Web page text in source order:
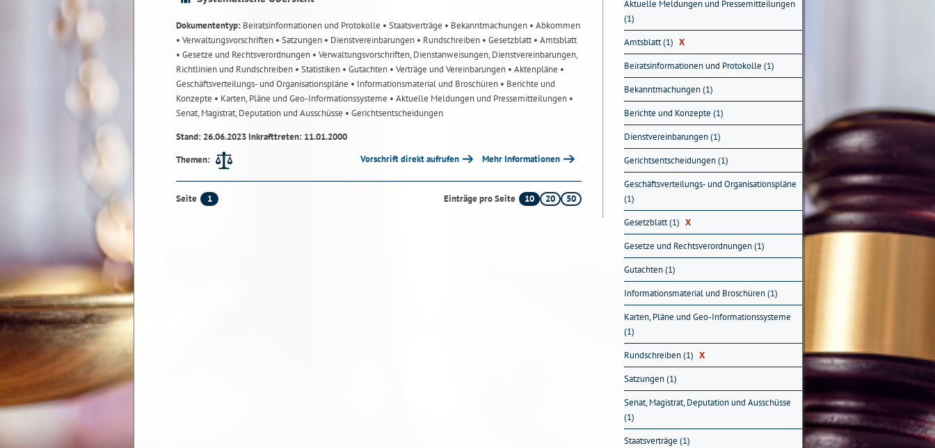
Dokumententyp: Beiratsinformationen und Protokolle • Staatsverträge • Bekanntmachungen • Abkommen
• Verwaltungsvorschriften • Satzungen • Dienstvereinbarungen • Rundschreiben • Gesetzblatt• Amtsblatt
• Gesetze und Rechtsverordnungen • Verwaltungsvorschriften, Dienstanweisungen, Dienstvereinbarungen,
Richtlinien und Rundschreiben • Statistiken • Gutachten • Verträge und Vereinbarungen • Aktenpläne •
Geschäftsverteilungs- und Organisationspläne • Informationsmaterial und Broschüren • Berichte und
Konzepte • Karten, Pläne und Geo-Informationssysteme • Aktuelle Meldungen und Pressemitteilungen •
Senat, Magistrat, Deputation und Ausschüsse • Gerichtsentscheidungen
Stand: 26.06.2023 Inkrafttreten: 11.01.2000
Themen:
Vorschrift direkt aufrufen Mehr Informationen
Seite 1 Einträge pro Seite 10 20 50
Aktuelle Meldungen und Pressemitteilungen
(1)
Amtsblatt (1) X
Beiratsinformationen und Protokolle (1)
Bekanntmachungen (1)
Berichte und Konzepte (1)
Dienstvereinbarungen (1)
Gerichtsentscheidungen (1)
Geschäftsverteilungs- und Organisationspläne
(1)
Gesetzblatt (1) X
Gesetze und Rechtsverordnungen (1)
Gutachten (1)
Informationsmaterial und Broschüren (1)
Karten, Pläne und Geo-Informationssysteme
(1)
Rundschreiben (1) X
Satzungen (1)
Senat, Magistrat, Deputation und Ausschüsse
(1)
Staatsverträge (1)